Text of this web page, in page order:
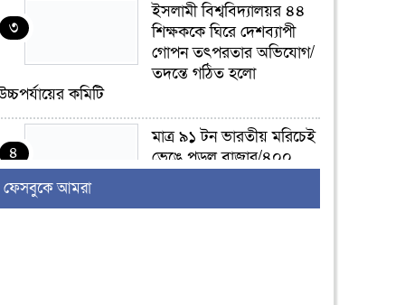
৩
ইসলামী বিশ্ববিদ্যালয়র ৪৪
শিক্ষককে ঘিরে দেশব্যাপী
গোপন তৎপরতার অভিযোগ/
তদন্তে গঠিত হলো
কমিটি
৪
মাত্র ৯১ টন ভারতীয় মরিচেই
ভেঙে পড়ল বাজার/৪০০
রেখেছিল?
ফেসবুকে আমরা